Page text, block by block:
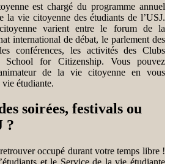
est chargé du programme annuel
la vie citoyenne des étudiants de l’USJ.
varient entre le forum de la
international de débat, le parlement des
conférences, les activités des Clubs
for Citizenship. Vous pouvez
de la vie citoyenne en vous
vie étudiante.
soirées, festivals ou
?
occupé durant votre temps libre !